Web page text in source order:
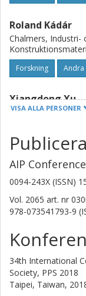
Roland Kádár
Chalmers, Industri-
Forskning
Xiangdong Xu
Chalmers,
Stanislaw
Forskning
Chalmers, Kemi
Forskning
Santosh Pandit
VISA ALLA PERSONER
AIP
0094-243X (ISSN)
Vol. 2065 art. nr
978-073541793-9
34th International
Society, PPS 2018
Taipei, Taiwan,